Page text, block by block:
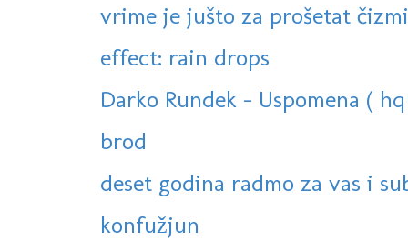
vrime je jušto za prošetat
effect: rain drops
Darko Rundek - Uspomena (
brod
deset godina radmo za vas i
konfužjun